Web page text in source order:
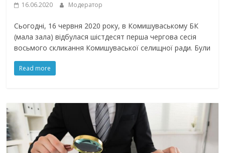
16.06.2020 Модератор
Сьогодні, 16 червня 2020 року, в Комишуваському БК
(мала зала) відбулася шістдесят перша чергова сесія
восьмого скликання Комишуваської селищної ради. Були
Read more